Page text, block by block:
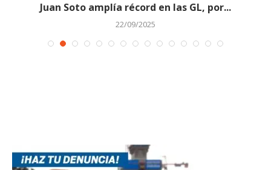
Juan Soto amplía récord en las GL, por...
22/09/2025